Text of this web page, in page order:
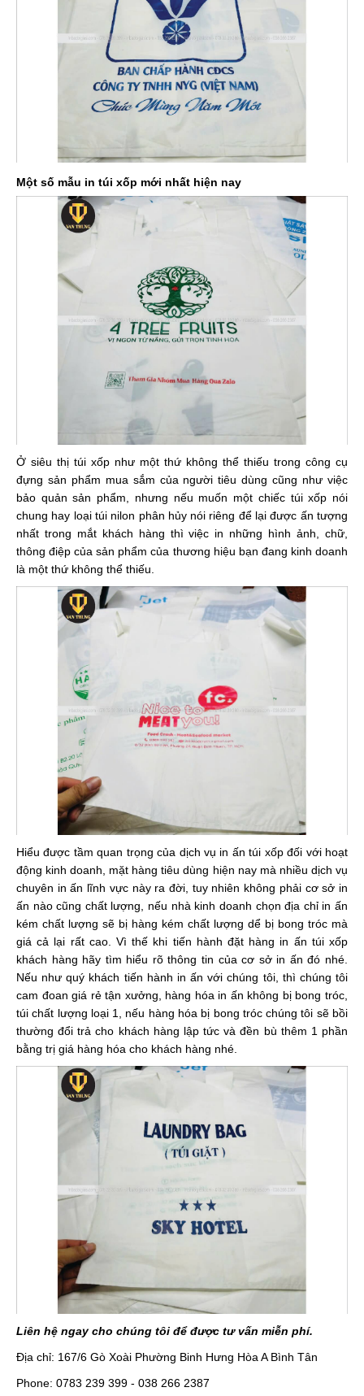
Một số mẫu in túi xốp mới nhất hiện nay
Ở siêu thị túi xốp như một thứ không thể thiếu trong công cụ
đựng sản phẩm mua sắm của người tiêu dùng cũng như việc
bảo quản sản phẩm, nhưng nếu muốn một chiếc túi xốp nói
chung hay loại túi nilon phân hủy nói riêng để lại được ấn tượng
nhất trong mắt khách hàng thì việc in những hình ảnh, chữ,
thông điệp của sản phẩm của thương hiệu bạn đang kinh doanh
là một thứ không thể thiếu.
Hiểu được tầm quan trọng của dịch vụ in ấn túi xốp đối với hoạt
động kinh doanh, mặt hàng tiêu dùng hiện nay mà nhiều dịch vụ
chuyên in ấn lĩnh vực này ra đời, tuy nhiên không phải cơ sở in
ấn nào cũng chất lượng, nếu nhà kinh doanh chọn địa chỉ in ấn
kém chất lượng sẽ bị hàng kém chất lượng dể bị bong tróc mà
giá cả lại rất cao. Vì thế khi tiến hành đặt hàng in ấn túi xốp
khách hàng hãy tìm hiểu rõ thông tin của cơ sở in ấn đó nhé.
Nếu như quý khách tiến hành in ấn với chúng tôi, thì chúng tôi
cam đoan giá rẻ tận xưởng, hàng hóa in ấn không bị bong tróc,
túi chất lượng loại 1, nếu hàng hóa bị bong tróc chúng tôi sẽ bồi
thường đổi trả cho khách hàng lập tức và đền bù thêm 1 phần
bằng trị giá hàng hóa cho khách hàng nhé.
Liên hệ ngay cho chúng tôi để được tư vấn miễn phí.
Địa chỉ: 167/6 Gò Xoài Phường Binh Hưng Hòa A Bình Tân
Phone: 0783 239 399 - 038 266 2387